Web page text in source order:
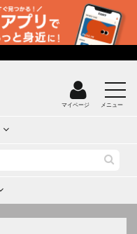
マイページ メニュー